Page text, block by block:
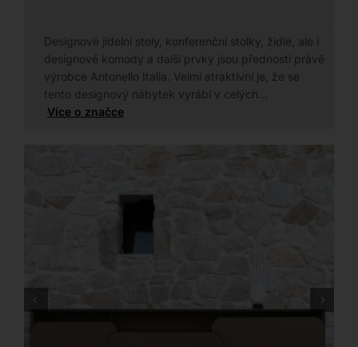
Designové jídelní stoly, konferenční stolky, židle, ale i
designové komody a další prvky jsou předností právě
výrobce Antonello Italia. Velmi atraktivní je, že se
tento designový nábytek vyrábí v celých…
Více o značce